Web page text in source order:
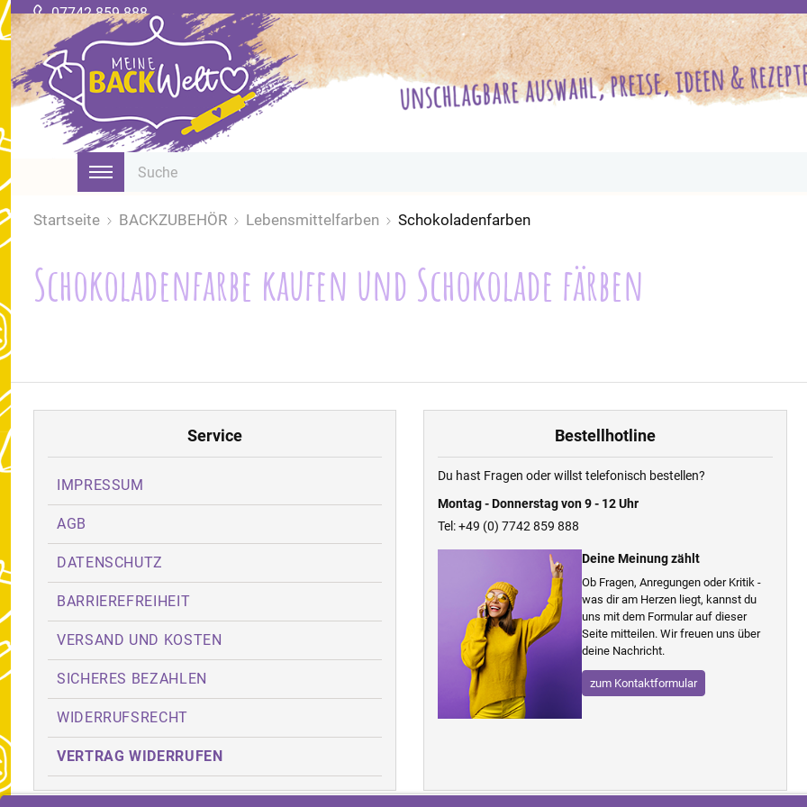
07742 859 888
Startseite BACKZUBEHÖR Lebensmittelfarben Schokoladenfarben
Schokoladenfarbe kaufen und Schokolade färben
Service
IMPRESSUM
AGB
DATENSCHUTZ
BARRIEREFREIHEIT
VERSAND UND KOSTEN
SICHERES BEZAHLEN
WIDERRUFSRECHT
VERTRAG WIDERRUFEN
Bestellhotline
Du hast Fragen oder willst telefonisch bestellen?
Montag - Donnerstag von 9 - 12 Uhr
Tel: +49 (0) 7742 859 888
Deine Meinung zählt
Ob Fragen, Anregungen oder Kritik -
was dir am Herzen liegt, kannst du
uns mit dem Formular auf dieser
Seite mitteilen. Wir freuen uns über
deine Nachricht.
zum Kontaktformular